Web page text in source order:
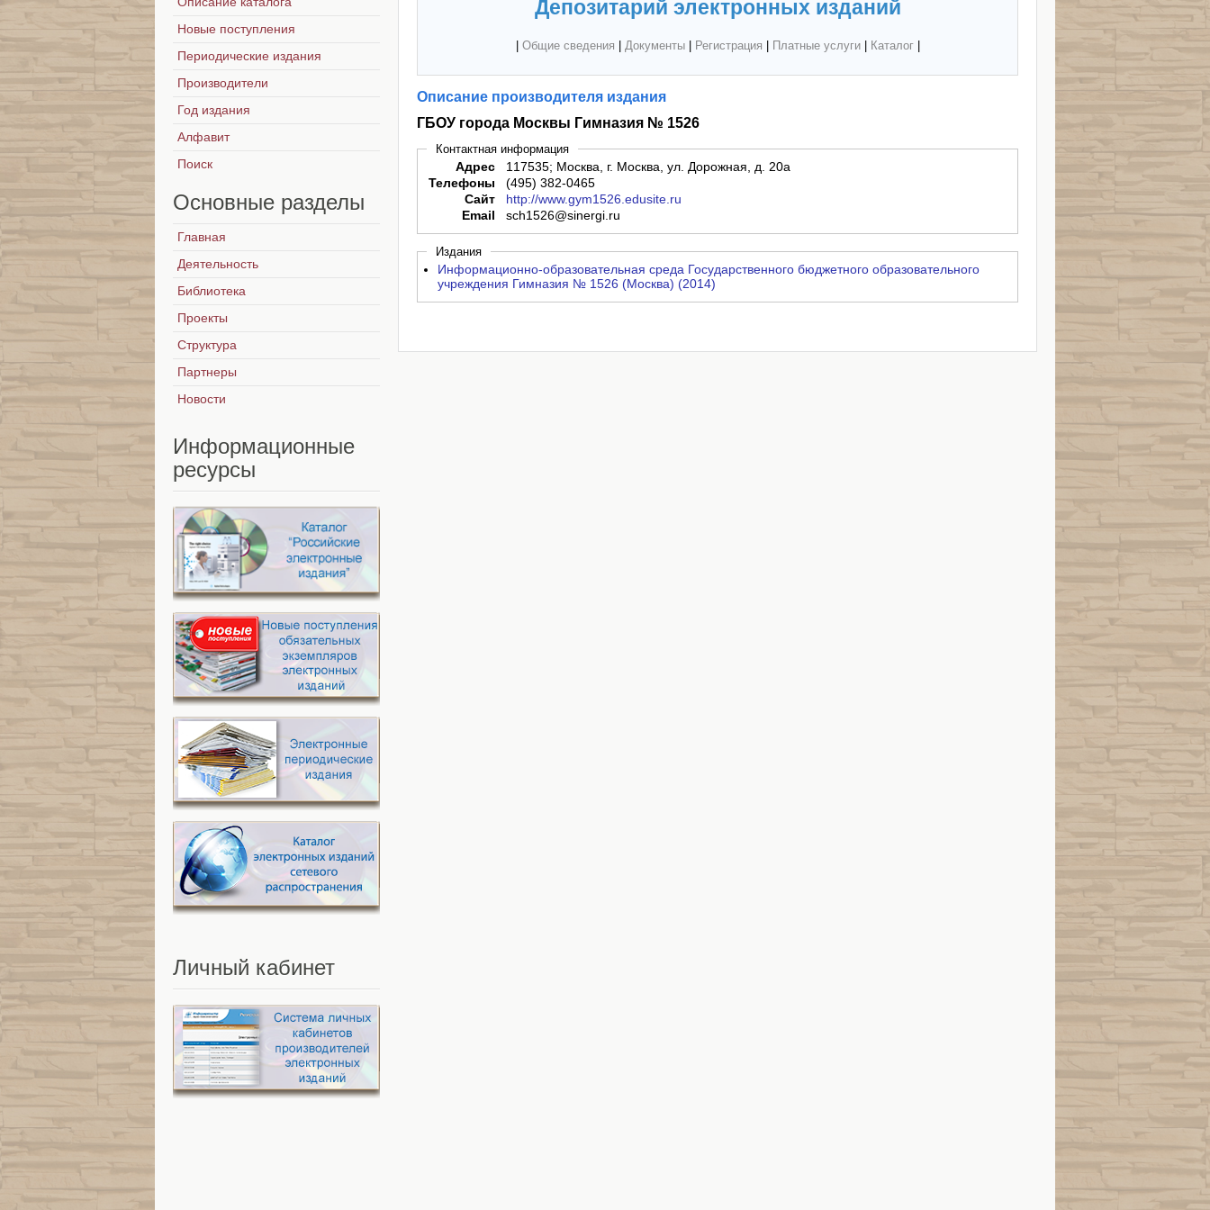
Депозитарий электронных изданий
Общие сведения Документы| Регистрация Платные услуги| Каталог|
Описание производителя издания
ГБОУ города Москвы Гимназия № 1526
Контактная информация
Адрес
117535; Москва, г. Москва, ул. Дорожная, д. 20а
Телефоны
(495) 382-0465
Сайт
http://www.gym1526.edusite.ru
Email
sch1526@sinergi.ru
Издания
Информационно-образовательная среда Государственного бюджетного образовательного
учреждения Гимназия № 1526 (Москва) (2014)
Новые поступления
Периодические издания
Производители
Год издания
Алфавит
Поиск
Основные разделы
Главная
Деятельность
Библиотека
Проекты
Структура
Партнеры
Новости
Информационные
ресурсы
Личный кабинет